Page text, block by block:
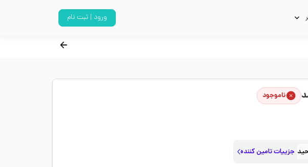
ورود | ثبت نام
ناموجود
جزییات تامین کننده